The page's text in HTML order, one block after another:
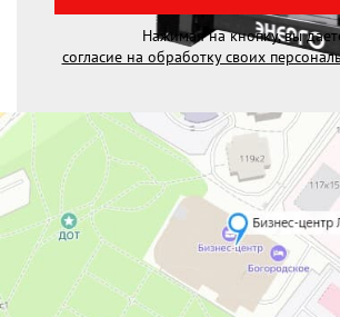
Нажимая на кнопку, вы
согласие на обработку своих